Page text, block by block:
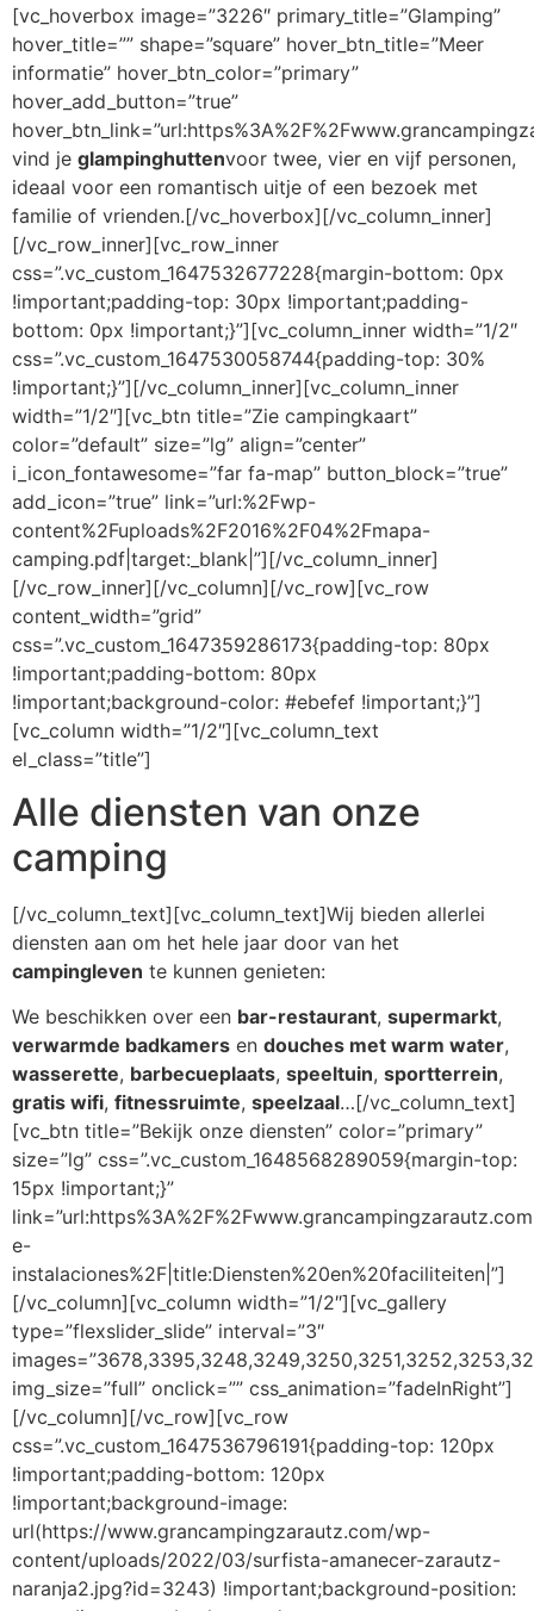
[vc_hoverbox image=”3226″ primary_title=”Glamping”
hover_title=”” shape=”square” hover_btn_title=”Meer
informatie” hover_btn_color=”primary”
hover_add_button=”true”
vind je glampinghuttenvoor twee, vier en vijf personen,
ideaal voor een romantisch uitje of een bezoek met
familie of vrienden.[/vc_hoverbox][/vc_column_inner]
[/vc_row_inner][vc_row_inner
css=”.vc_custom_1647532677228{margin-bottom: 0px
!important;padding-top: 30px !important;padding-
bottom: 0px !important;}”][vc_column_inner width=”1/2″
css=”.vc_custom_1647530058744{padding-top: 30%
!important;}”][/vc_column_inner][vc_column_inner
width=”1/2″][vc_btn title=”Zie campingkaart”
color=”default” size=”lg” align=”center”
i_icon_fontawesome=”far fa-map” button_block=”true”
add_icon=”true” link=”url:%2Fwp-
content%2Fuploads%2F2016%2F04%2Fmapa-
camping.pdf|target:_blank|”][/vc_column_inner]
[/vc_row_inner][/vc_column][/vc_row][vc_row
content_width=”grid”
css=”.vc_custom_1647359286173{padding-top: 80px
!important;padding-bottom: 80px
!important;background-color: #ebefef !important;}”]
[vc_column width=”1/2″][vc_column_text
el_class=”title”]
Alle diensten van onze
camping
[/vc_column_text][vc_column_text]Wij bieden allerlei
diensten aan om het hele jaar door van het
campingleven te kunnen genieten:
We beschikken over een bar-restaurant, supermarkt,
verwarmde badkamers en douches met warm water,
wasserette, barbecueplaats, speeltuin, sportterrein,
gratis wifi, fitnessruimte, speelzaal…[/vc_column_text]
[vc_btn title=”Bekijk onze diensten” color=”primary”
size=”lg” css=”.vc_custom_1648568289059{margin-top:
15px !important;}”
e-
instalaciones%2F|title:Diensten%20en%20faciliteiten|”]
[/vc_column][vc_column width=”1/2″][vc_gallery
type=”flexslider_slide” interval=”3″
img_size=”full” onclick=”” css_animation=”fadeInRight”]
[/vc_column][/vc_row][vc_row
css=”.vc_custom_1647536796191{padding-top: 120px
!important;padding-bottom: 120px
!important;background-image:
url(https://www.grancampingzarautz.com/wp-
content/uploads/2022/03/surfista-amanecer-zarautz-
naranja2.jpg?id=3243) !important;background-position: